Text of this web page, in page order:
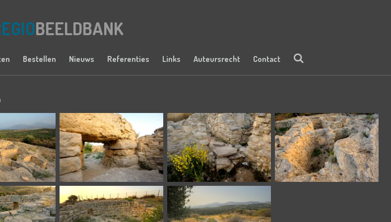
BEELDBANK
Bestellen Nieuws Referenties Links Auteursrecht Contact